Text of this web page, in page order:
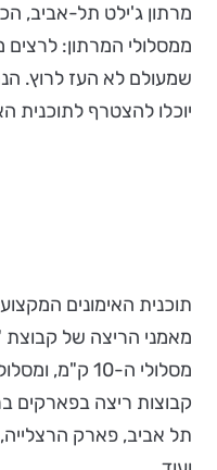
מרתון ג'ילט תל-אביב,
ממסלולי המרתון: לרצים
שמעולם לא העז לרוץ.
יוכלו להצטרף לתוכנית
מאמני הריצה של קבוצת
קבוצות ריצה בפארקים
תל אביב, פארק